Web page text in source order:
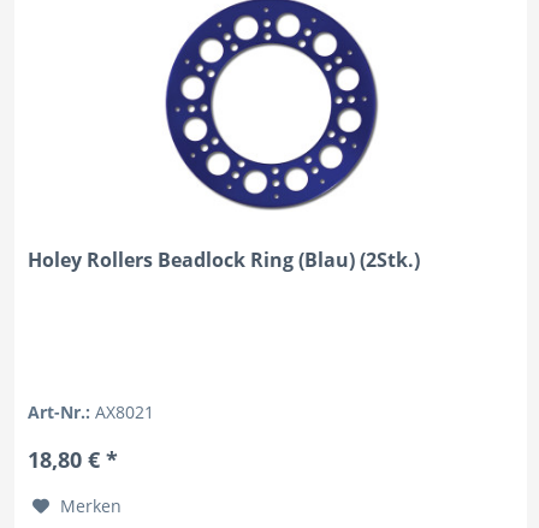
Holey Rollers Beadlock Ring (Blau) (2Stk.)
Art-Nr.:AX8021
18,80 € *
Merken